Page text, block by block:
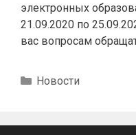
электронных
21.09.2020 по
вас вопросам
Рубрики
Новости